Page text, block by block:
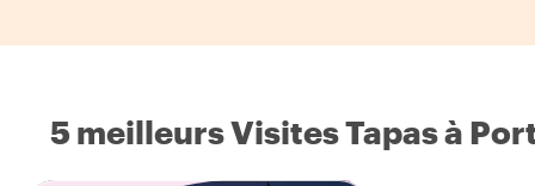
5 meilleurs Visites Tapas à